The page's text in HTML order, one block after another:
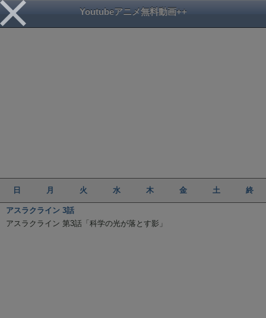
Youtubeアニメ無料動画++
日 月 火 水 木 金 土 終
アスラクライン 3話
アスラクライン 第3話「科学の光が落とす影」